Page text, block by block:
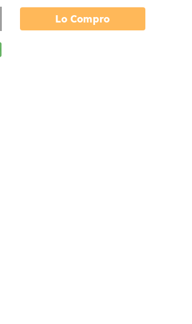
Lo Compro